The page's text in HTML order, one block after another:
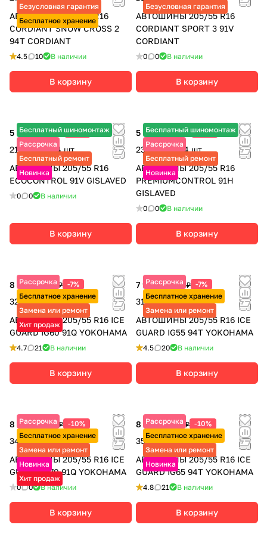
Безусловная гарантия
Бесплатное хранение
АВТОШИНЫ 205/55 R16
CORDIANT SNOW CROSS 2
94T CORDIANT
4.5 10 В наличии
В корзину
Безусловная гарантия
АВТОШИНЫ 205/55 R16
CORDIANT SPORT 3 91V
CORDIANT
0 0 В наличии
В корзину
Бесплатный шиномонтаж
Рассрочка
Бесплатный ремонт
Новинка
5 430 ₽6 390 ₽ -15%
21 720 ₽ за 4 шт.
АВТОШИНЫ 205/55 R16
ECOCONTROL 91V GISLAVED
0 0 В наличии
В корзину
Бесплатный шиномонтаж
Рассрочка
Бесплатный ремонт
Новинка
5 840 ₽6 490 ₽ -10%
23 360 ₽ за 4 шт.
АВТОШИНЫ 205/55 R16
PREMIUMCONTROL 91H
GISLAVED
0 0 В наличии
В корзину
Рассрочка
Бесплатное хранение
Замена или ремонт
Хит продаж
8 110 ₽8 720 ₽ -7%
32 440 ₽ за 4 шт.
АВТОШИНЫ 205/55 R16 ICE
GUARD IG60 91Q YOKOHAMA
4.7 21 В наличии
В корзину
Рассрочка
Бесплатное хранение
Замена или ремонт
7 940 ₽8 540 ₽ -7%
31 760 ₽ за 4 шт.
АВТОШИНЫ 205/55 R16 ICE
GUARD IG55 94T YOKOHAMA
4.5 20 В наличии
В корзину
Рассрочка
Бесплатное хранение
Замена или ремонт
Новинка
Хит продаж
8 525 ₽9 470 ₽ -10%
34 100 ₽ за 4 шт.
АВТОШИНЫ 205/55 R16 ICE
GUARD IG70 91Q YOKOHAMA
0 0 В наличии
В корзину
Рассрочка
Бесплатное хранение
Замена или ремонт
Новинка
8 750 ₽9 720 ₽ -10%
35 000 ₽ за 4 шт.
АВТОШИНЫ 205/55 R16 ICE
GUARD IG65 94T YOKOHAMA
4.8 21 В наличии
В корзину